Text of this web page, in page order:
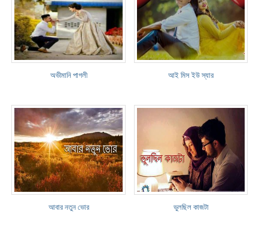
অভীমানি পাগলী আই মিস ইউ স্যার
আবার নতুন ভোর ভুলছিল কাজটা